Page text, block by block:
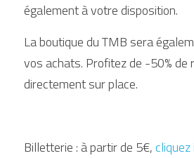
également à votre disposition.
La boutique du TMB sera
vos achats. Profitez de -50% de
directement sur place.
Billetterie : à partir de 5€,